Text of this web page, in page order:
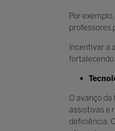
Por
professores
Incentivar a
O avanço
assistivas e
deficiência.